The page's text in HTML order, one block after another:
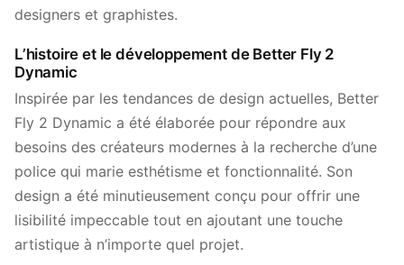
designers et graphistes.
L’histoire et le développement de Better Fly 2
Dynamic
Inspirée par les tendances de design actuelles, Better
Fly 2 Dynamic a été élaborée pour répondre aux
besoins des créateurs modernes à la recherche d’une
police qui marie esthétisme et fonctionnalité. Son
design a été minutieusement conçu pour offrir une
lisibilité impeccable tout en ajoutant une touche
artistique à n’importe quel projet.